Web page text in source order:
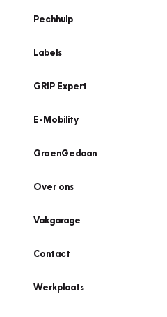
Pechhulp
Labels
GRIP Expert
E-Mobility
GroenGedaan
Over ons
Vakgarage
Contact
Werkplaats